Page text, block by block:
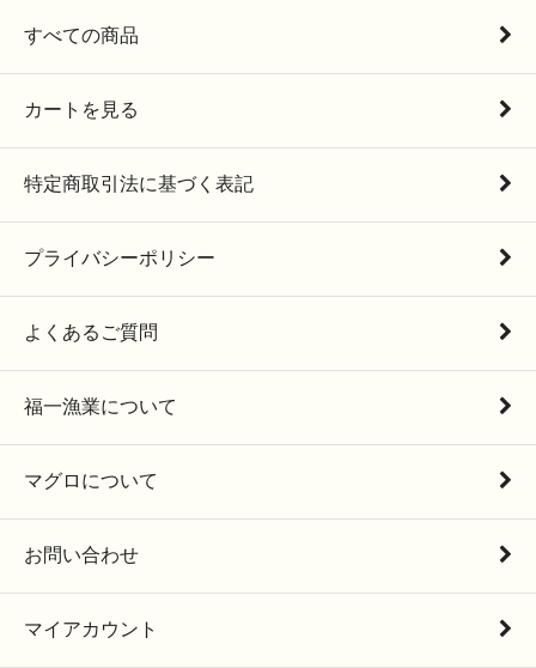
すべての商品
カートを見る
特定商取引法に基づく表記
プライバシーポリシー
よくあるご質問
福一漁業について
マグロについて
お問い合わせ
マイアカウント